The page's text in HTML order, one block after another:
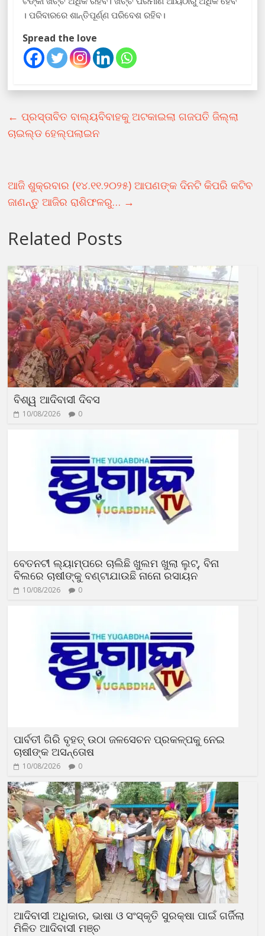
। ପରିବାରରେ ଶାନ୍ତିପୂର୍ଣ୍ଣ ପରିବେଶ ରହିବ।
Spread the love
← ପ୍ରସ୍ତାବିତ ବାଲ୍ୟବିବାହକୁ ଅଟକାଇଲା ଗଜପତି ଜିଲ୍ଲା
ଚାଇଲ୍ଡ ହେଲ୍ପଲାଇନ
ଆଜି ଶୁକ୍ରବାର (୧୪.୧୧.୨୦୨୫) ଆପଣଙ୍କ ଦିନଟି କିପରି କଟିବ
ଜାଣନ୍ତୁ ଆଜିର ରାଶିଫଳରୁ… →
Related Posts
ବିଶ୍ୱ ଆଦିବାସୀ ଦିବସ
10/08/2026 0
ବେତନଟୀ ଲ୍ୟାମ୍ପରେ ଚାଲିଛି ଖୁଲମ ଖୁଲା ଲୁଟ୍, ବିନା
ବିଲରେ ଚାଷୀଙ୍କୁ ବଣ୍ଟାଯାଉଛି ନାନୋ ରସାୟନ
10/08/2026 0
ପାର୍ବତୀ ଗିରି ବୃହତ୍ ଉଠା ଜଳସେଚନ ପ୍ରକଳ୍ପକୁ ନେଇ
ଚାଷୀଙ୍କ ଅସନ୍ତୋଷ
10/08/2026 0
ଆଦିବାସୀ ଅଧିକାର, ଭାଷା ଓ ସଂସ୍କୃତି ସୁରକ୍ଷା ପାଇଁ ଗର୍ଜିଲା
ମିଳିତ ଆଦିବାସୀ ମଞ୍ଚ